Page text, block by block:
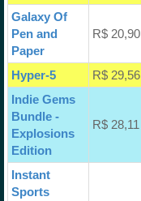
Galaxy Of
Pen and
Paper
R$ 20,90
Hyper-5 R$ 29,56
Indie Gems
Bundle -
Explosions
Edition
R$ 28,11
Instant
Sports